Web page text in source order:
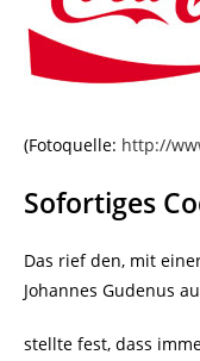
(Fotoquelle: http://
Sofortiges
Das rief den, mit
Johannes Gudenus
stellte fest, dass